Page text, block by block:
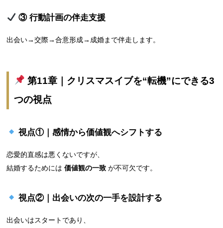
③ 行動計画の伴走支援
出会い→交際→合意形成→成婚まで伴走します。
第11章｜クリスマスイブを“転機”にできる3
つの視点
視点①｜感情から価値観へシフトする
恋愛的直感は悪くないですが、
結婚するためには価値観の一致 が不可欠です。
視点②｜出会いの次の一手を設計する
出会いはスタートであり、